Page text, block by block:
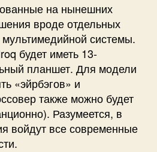
на нынешних
вроде отдельных
системы.
будет иметь 13-
планшет. Для модели
«эйрбэгов» и
также можно будет
Разумеется, в
войдут все современные